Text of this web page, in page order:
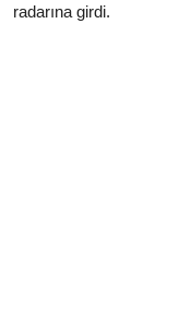
radarına girdi.